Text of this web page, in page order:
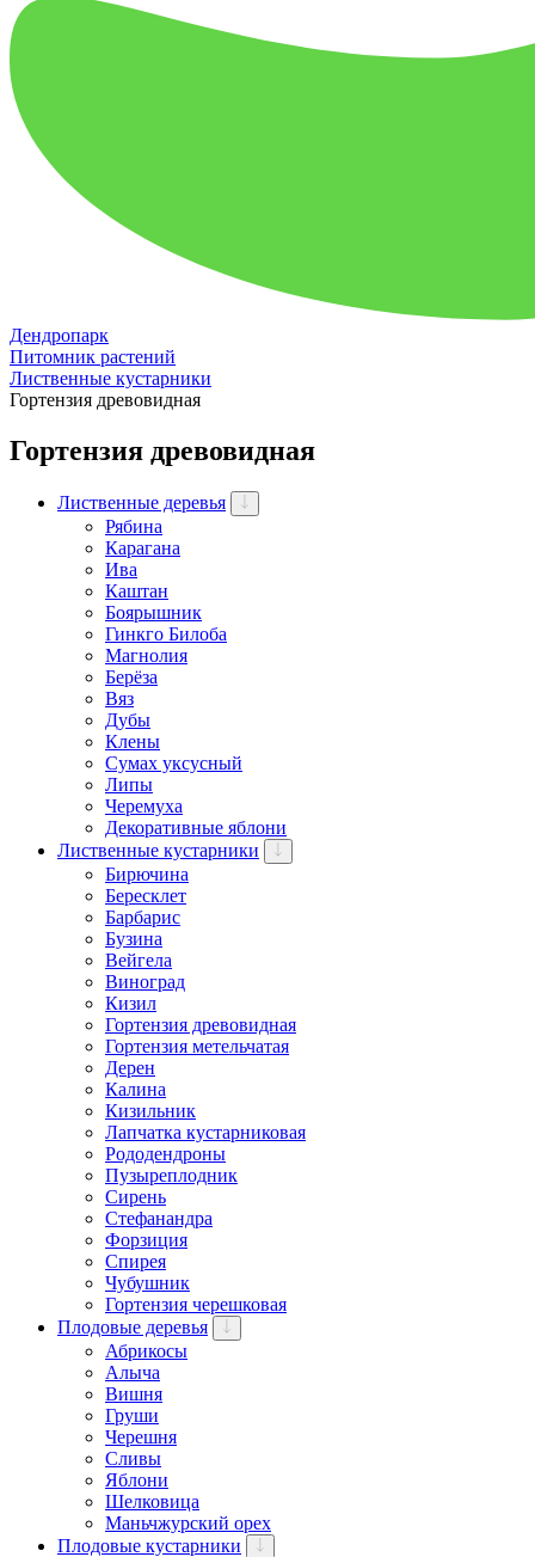
Дендропарк
Питомник растений
Лиственные кустарники
Гортензия древовидная
Гортензия древовидная
Лиственные деревья
Рябина
Карагана
Ива
Каштан
Боярышник
Гинкго Билоба
Магнолия
Берёза
Вяз
Дубы
Клены
Сумах уксусный
Липы
Черемуха
Декоративные яблони
Лиственные кустарники
Бирючина
Бересклет
Барбарис
Бузина
Вейгела
Виноград
Кизил
Гортензия древовидная
Гортензия метельчатая
Дерен
Калина
Кизильник
Лапчатка кустарниковая
Рододендроны
Пузыреплодник
Сирень
Стефанандра
Форзиция
Спирея
Чубушник
Гортензия черешковая
Плодовые деревья
Абрикосы
Алыча
Вишня
Груши
Черешня
Сливы
Яблони
Шелковица
Маньчжурский орех
Плодовые кустарники